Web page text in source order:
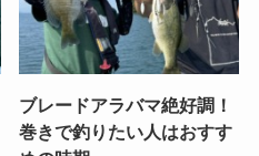
ブレードアラバマ絶好調！
巻きで釣りたい人はおすす